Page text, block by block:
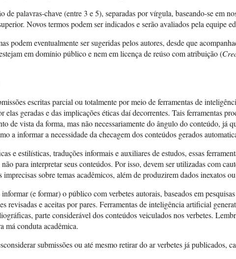
de palavras-chave (entre 3 e 5), separadas por vírgula, baseando-se em
Novos termos podem ser indicados e serão avaliados pela equipe
podem eventualmente ser sugeridas pelos autores, desde que
em domínio público e nem em licença de reúso com atribuição (
escritas parcial ou totalmente por meio de ferramentas de
geradas e das implicações éticas daí decorrentes. Tais ferramentas
de vista da forma, mas não necessariamente do ângulo do conteúdo, já
a informar a necessidade da checagem dos conteúdos gerados
e estilísticas, traduções informais e auxiliares de estudos, essas
para interpretar seus conteúdos. Por isso, devem ser utilizadas com
sobre temas acadêmicos, além de produzirem dados inexatos
(e formar) o público com verbetes autorais, baseados em
revisadas e aceitas por pares. Ferramentas de inteligência artificial
parte considerável dos conteúdos veiculados nos verbetes.
má conduta acadêmica.
submissões ou até mesmo retirar do ar verbetes já publicados,